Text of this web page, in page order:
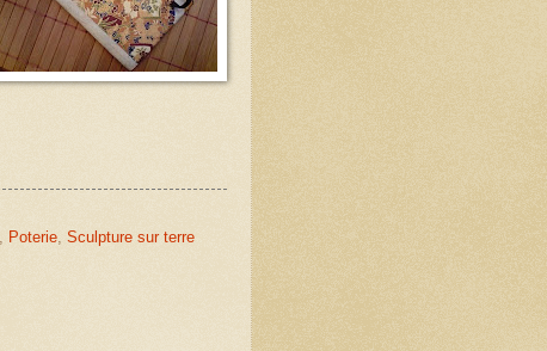
Poterie Sculpture sur terre